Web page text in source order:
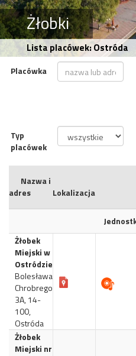
Żłobki
Lista placówek: Ostróda
Placówka
Typ
placówek
Nazwa i
adres
Lokalizacja
Żłobek
Miejski w
Ostródzie
Bolesława
Chrobrego
3A, 14-
100,
Ostróda
Żłobek
Miejski nr